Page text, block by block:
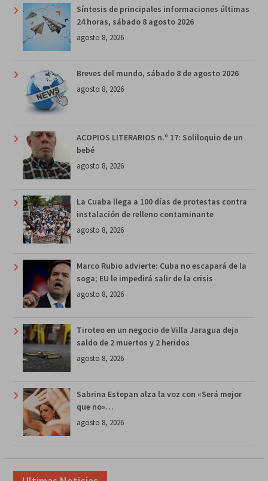
Síntesis de principales informaciones últimas
24 horas, sábado 8 agosto 2026
agosto 8, 2026
Breves del mundo, sábado 8 de agosto 2026
agosto 8, 2026
ACOPIOS LITERARIOS n.º 17: Soliloquio de un
bebé
agosto 8, 2026
La Cuaba llega a 100 días de protestas contra
instalación de relleno contaminante
agosto 8, 2026
Marco Rubio advierte: Cuba no escapará de la
soga; EU le impedirá salir de la crisis
agosto 8, 2026
Tiroteo en un negocio de Villa Jaragua deja
saldo de 2 muertos y 2 heridos
agosto 8, 2026
Sabrina Estepan alza la voz con «Será mejor
que no»…
agosto 8, 2026